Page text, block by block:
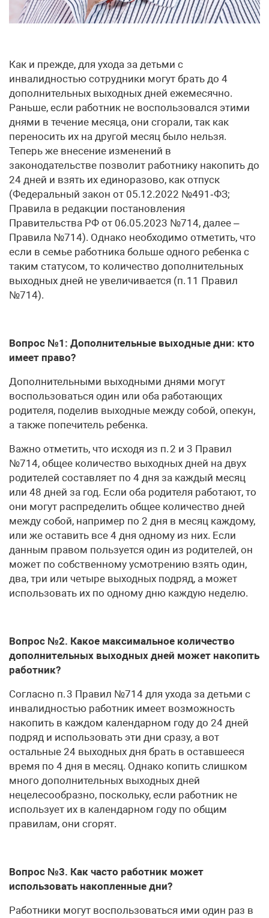
Как и прежде, для ухода за детьми с
инвалидностью сотрудники могут брать до 4
дополнительных выходных дней ежемесячно.
Раньше, если работник не воспользовался этими
днями в течение месяца, они сгорали, так как
переносить их на другой месяц было нельзя.
Теперь же внесение изменений в
законодательстве позволит работнику накопить до
24 дней и взять их единоразово, как отпуск
(Федеральный закон от 05.12.2022 №491‑ФЗ;
Правила в редакции постановления
Правительства РФ от 06.05.2023 №714, далее –
Правила №714). Однако необходимо отметить, что
если в семье работника больше одного ребенка с
таким статусом, то количество дополнительных
выходных дней не увеличивается (п. 11 Правил
№714).
Вопрос №1: Дополнительные выходные дни: кто
имеет право?
Дополнительными выходными днями могут
воспользоваться один или оба работающих
родителя, поделив выходные между собой, опекун,
а также попечитель ребенка.
Важно отметить, что исходя из п. 2 и 3 Правил
№714, общее количество выходных дней на двух
родителей составляет по 4 дня за каждый месяц
или 48 дней за год. Если оба родителя работают, то
они могут распределить общее количество дней
между собой, например по 2 дня в месяц каждому,
или же оставить все 4 дня одному из них. Если
данным правом пользуется один из родителей, он
может по собственному усмотрению взять один,
два, три или четыре выходных подряд, а может
использовать их по одному дню каждую неделю.
Вопрос №2. Какое максимальное количество
дополнительных выходных дней может накопить
работник?
Согласно п. 3 Правил №714 для ухода за детьми с
инвалидностью работник имеет возможность
накопить в каждом календарном году до 24 дней
подряд и использовать эти дни сразу, а вот
остальные 24 выходных дня брать в оставшееся
время по 4 дня в месяц. Однако копить слишком
много дополнительных выходных дней
нецелесообразно, поскольку, если работник не
использует их в календарном году по общим
правилам, они сгорят.
Вопрос №3. Как часто работник может
использовать накопленные дни?
Работники могут воспользоваться ими один раз в